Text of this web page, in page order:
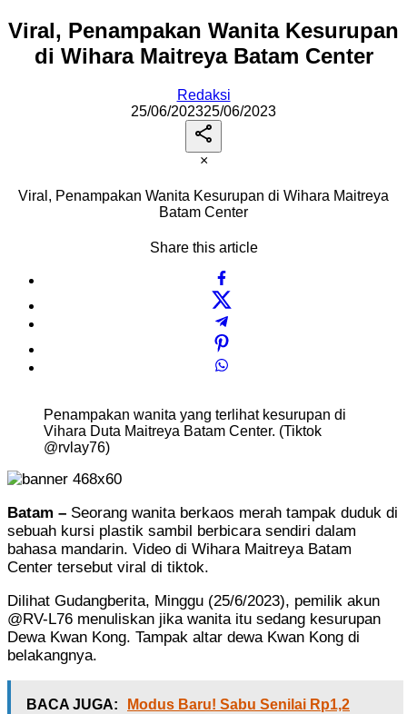
Viral, Penampakan Wanita Kesurupan
di Wihara Maitreya Batam Center
Redaksi
25/06/202325/06/2023
×
Viral, Penampakan Wanita Kesurupan di Wihara Maitreya
Batam Center
Share this article
Penampakan wanita yang terlihat kesurupan di
Vihara Duta Maitreya Batam Center. (Tiktok
@rvlay76)
Batam – Seorang wanita berkaos merah tampak duduk di
sebuah kursi plastik sambil berbicara sendiri dalam
bahasa mandarin. Video di Wihara Maitreya Batam
Center tersebut viral di tiktok.
Dilihat Gudangberita, Minggu (25/6/2023), pemilik akun
@RV-L76 menuliskan jika wanita itu sedang kesurupan
Dewa Kwan Kong. Tampak altar dewa Kwan Kong di
belakangnya.
BACA JUGA:
Modus Baru! Sabu Senilai Rp1,2